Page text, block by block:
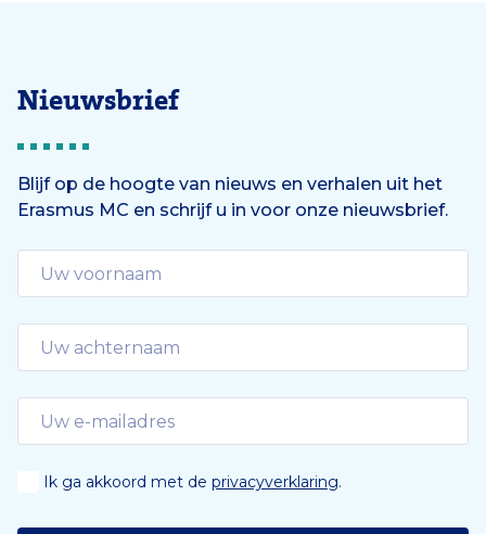
Nieuwsbrief
Blijf op de hoogte van nieuws en verhalen uit het
Erasmus MC en schrijf u in voor onze nieuwsbrief.
Ik ga akkoord met de privacyverklaring.